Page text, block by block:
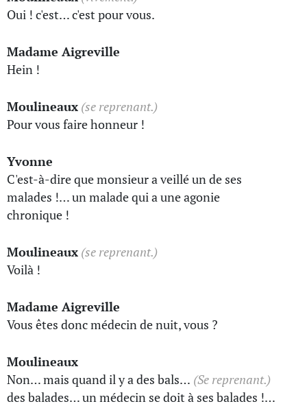
Oui ! c'est… c'est pour vous.
Madame Aigreville
Hein !
Moulineaux (se reprenant.)
Pour vous faire honneur !
Yvonne
C'est-à-dire que monsieur a veillé un de ses
malades !… un malade qui a une agonie
chronique !
Moulineaux (se reprenant.)
Voilà !
Madame Aigreville
Vous êtes donc médecin de nuit, vous ?
Moulineaux
Non… mais quand il y a des bals… (Se reprenant.)
des balades… un médecin se doit à ses balades !…